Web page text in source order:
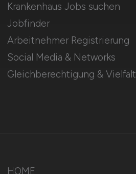
Krankenhaus Jobs suchen
Jobfinder
Arbeitnehmer Registrierung
Social Media & Networks
Gleichberechtigung & Vielfalt
HOME